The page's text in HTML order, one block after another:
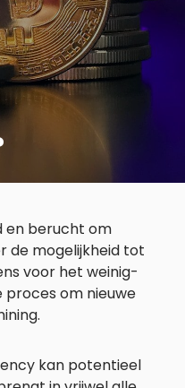
en berucht om
de mogelijkheid tot
voor het weinig-
proces om nieuwe
kan potentieel